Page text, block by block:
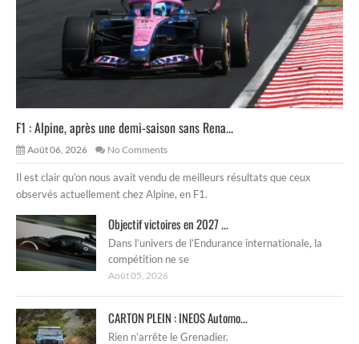
F1 : Alpine, après une demi-saison sans Rena...
Août 06, 2026 No Comments
Il est clair qu’on nous avait vendu de meilleurs résultats que ceux
observés actuellement chez Alpine, en F1.
Objectif victoires en 2027 ...
Dans l’univers de l’Endurance internationale, la
compétition ne se
Août 05, 2026
CARTON PLEIN : INEOS Automo...
Rien n’arrête le Grenadier.